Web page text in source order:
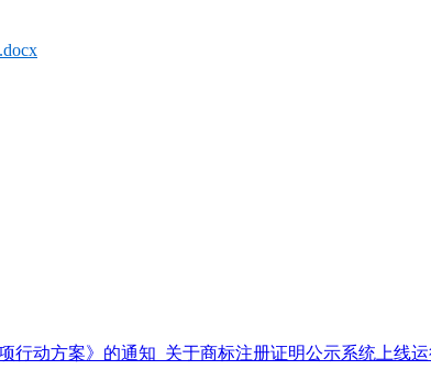
行动方案》的通知 关于商标注册证明公示系统上线